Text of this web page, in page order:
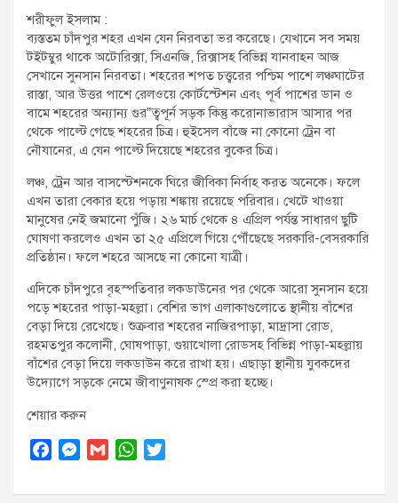
t
:
শরীফুল ইসলাম :
ব্যস্ততম চাঁদপুর শহর এখন যেন নিরবতা ভর করেছে। যেখানে সব সময়
টইটম্বুর থাকে অটোরিক্সা, সিএনজি, রিক্সাসহ বিভিন্ন যানবাহন আজ
সেখানে সুনসান নিরবতা। শহরের শপত চত্ত্বরের পশ্চিম পাশে লঞ্চঘাটের
রাস্তা, আর উত্তর পাশে রেলওয়ে কোর্টস্টেশন এবং পূর্ব পাশের ডান ও
বামে শহরের অন্যান্য গুর”ত্বপূর্ন সড়ক কিন্তু করোনাভারাস আসার পর
থেকে পাল্টে গেছে শহরের চিত্র। হুইসেল বাঁজে না কোনো ট্রেন বা
নৌযানের, এ যেন পাল্টে দিয়েছে শহরের বুকের চিত্র।
লঞ্চ, ট্রেন আর বাসস্টেশনকে ঘিরে জীবিকা নির্বাহ করত অনেকে। ফলে
এখন তারা বেকার হয়ে পড়ায় শঙ্কায় রয়েছে পরিবার। খেটে খাওয়া
মানুষের নেই জমানো পুঁজি। ২৬ মার্চ থেকে ৪ এপ্রিল পর্যন্ত সাধারণ ছুটি
ঘোষণা করলেও এখন তা ২৫ এপ্রিলে গিয়ে পৌঁছেছে সরকারি-বেসরকারি
প্রতিষ্ঠান। ফলে শহরে আসছে না কোনো যাত্রী।
এদিকে চাঁদপুরে বৃহস্পতিবার লকডাউনের পর থেকে আরো সুনসান হয়ে
পড়ে শহরের পাড়া-মহল্লা। বেশির ভাগ এলাকাগুলোতে স্থানীয় বাঁশের
বেড়া দিয়ে রেখেছে। শুক্রবার শহরের নাজিরপাড়া, মাদ্রাসা রোড,
রহমতপুর কলোনী, ঘোষপাড়া, গুয়াখোলা রোডসহ বিভিন্ন পাড়া-মহল্লায়
বাঁশের বেড়া দিয়ে লকডাউন করে রাখা হয়। এছাড়া স্থানীয় যুবকদের
উদ্যোগে সড়কে নেমে জীবাণুনাষক স্প্রে করা হচ্ছে।
শেয়ার করুন
c
M
s
G
a
W
a
i